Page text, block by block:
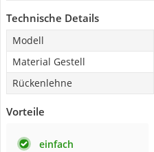
Technische Details
Modell
Material Gestell
Rückenlehne
Vorteile
einfach